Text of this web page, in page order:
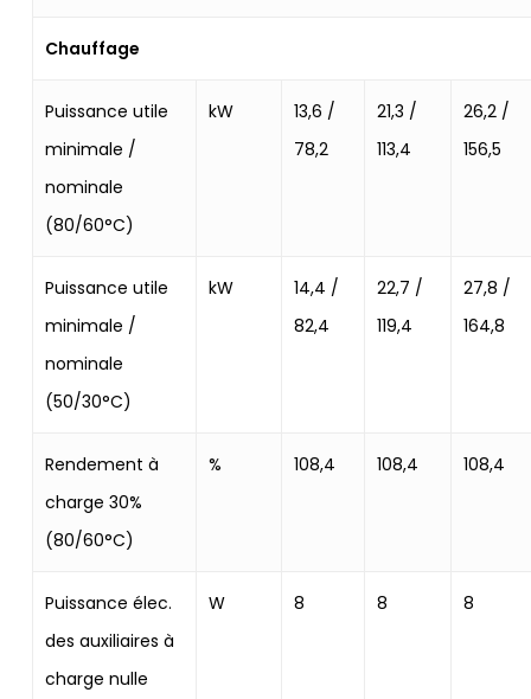
Chauffage
Puissance utile
minimale /
nominale
(80/60°C)
kW
13,6 /
78,2
21,3 /
113,4
26,2 /
156,5
Puissance utile
minimale /
nominale
(50/30°C)
kW
14,4 /
82,4
22,7 /
119,4
27,8 /
164,8
Rendement à
charge 30%
(80/60°C)
% 108,4 108,4 108,4
Puissance élec.
des auxiliaires à
charge nulle
W 8 8 8